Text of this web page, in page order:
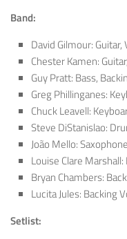
Band:
David Gilmour: Guitar,
Chester Kamen:
Guy Pratt: Bass,
Greg Phillinganes:
Chuck Leavell:
Steve DiStanislao:
João Mello:
Louise Clare
Bryan Chambers:
Lucita Jules: Backing
Setlist: